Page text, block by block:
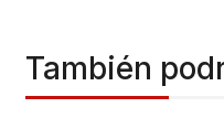
También